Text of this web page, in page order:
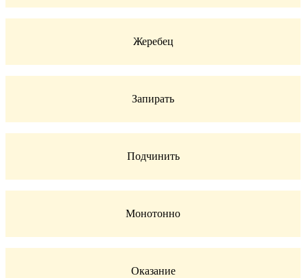
Жеребец
Запирать
Подчинить
Монотонно
Оказание